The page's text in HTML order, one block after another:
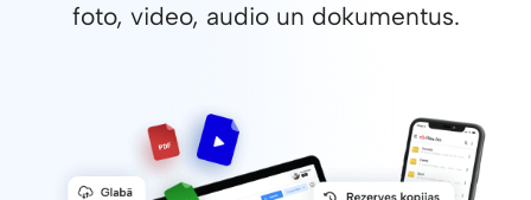
foto, video, audio un dokumentus.